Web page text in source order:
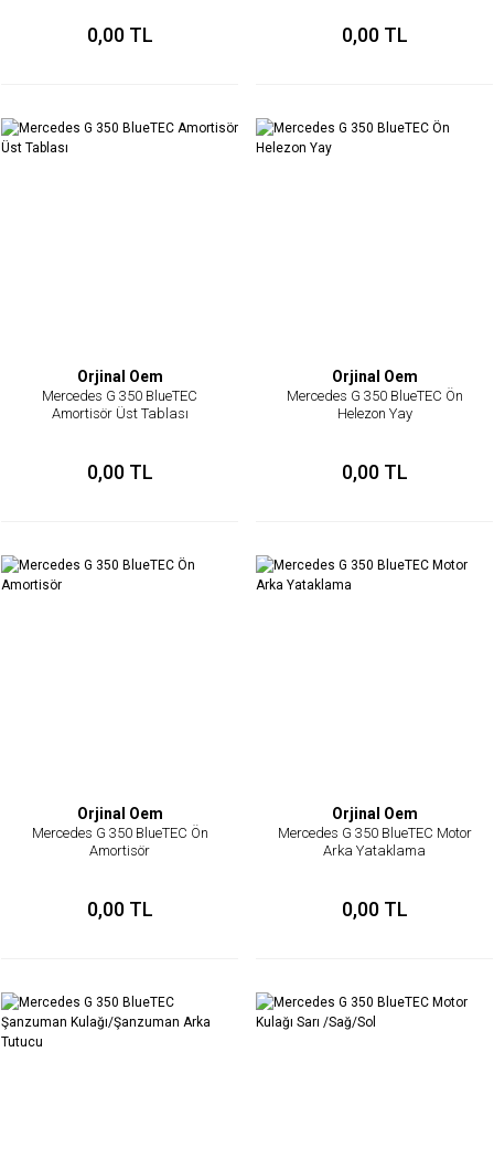
0,00 TL 0,00 TL
Orjinal Oem
Mercedes G 350 BlueTEC
Amortisör Üst Tablası
0,00 TL
Orjinal Oem
Mercedes G 350 BlueTEC Ön
Helezon Yay
0,00 TL
Orjinal Oem
Mercedes G 350 BlueTEC Ön
Amortisör
0,00 TL
Orjinal Oem
Mercedes G 350 BlueTEC Motor
Arka Yataklama
0,00 TL